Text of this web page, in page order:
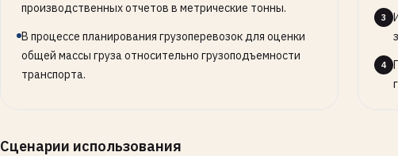
производственных отчетов в метрические тонны.
В процессе планирования грузоперевозок для оценки
общей массы груза относительно грузоподъемности
транспорта.
3
4
Сценарии использования